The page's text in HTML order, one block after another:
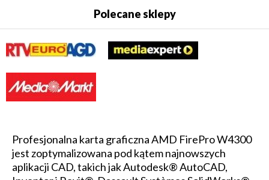
Polecane sklepy
Profesjonalna karta graficzna AMD FirePro W4300
jest zoptymalizowana pod kątem najnowszych
aplikacji CAD, takich jak Autodesk® AutoCAD,